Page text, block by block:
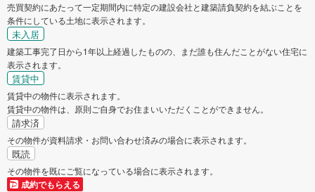
売買契約にあたって一定期間内に特定の建設会社と建築請負契約を結ぶことを
条件にしている土地に表示されます。
未入居
建築工事完了日から1年以上経過したものの、まだ誰も住んだことがない住宅に
表示されます。
賃貸中
賃貸中の物件に表示されます。
賃貸中の物件は、原則ご自身でお住まいいただくことができません。
請求済
その物件が資料請求・お問い合わせ済みの場合に表示されます。
既読
その物件を既にご覧になっている場合に表示されます。
成約でもらえる